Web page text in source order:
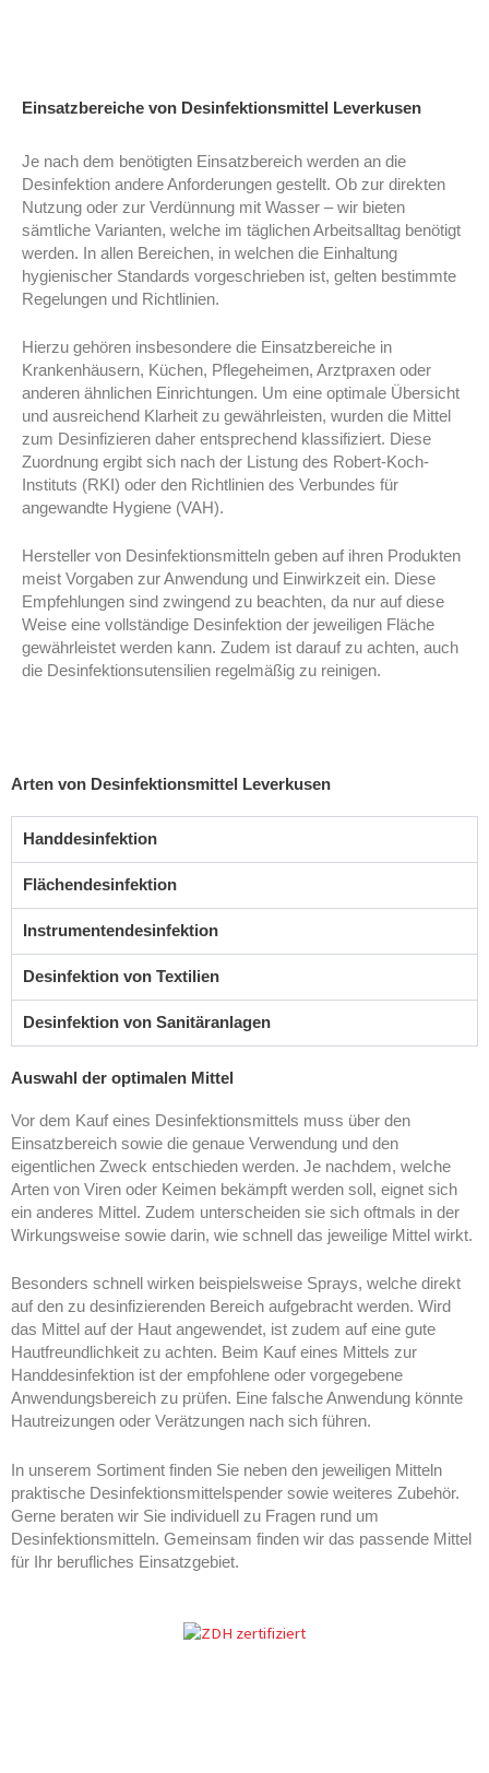
Einsatzbereiche von Desinfektionsmittel Leverkusen
Je nach dem benötigten Einsatzbereich werden an die
Desinfektion andere Anforderungen gestellt. Ob zur direkten
Nutzung oder zur Verdünnung mit Wasser – wir bieten
sämtliche Varianten, welche im täglichen Arbeitsalltag benötigt
werden. In allen Bereichen, in welchen die Einhaltung
hygienischer Standards vorgeschrieben ist, gelten bestimmte
Regelungen und Richtlinien.
Hierzu gehören insbesondere die Einsatzbereiche in
Krankenhäusern, Küchen, Pflegeheimen, Arztpraxen oder
anderen ähnlichen Einrichtungen. Um eine optimale Übersicht
und ausreichend Klarheit zu gewährleisten, wurden die Mittel
zum Desinfizieren daher entsprechend klassifiziert. Diese
Zuordnung ergibt sich nach der Listung des Robert-Koch-
Instituts (RKI) oder den Richtlinien des Verbundes für
angewandte Hygiene (VAH).
Hersteller von Desinfektionsmitteln geben auf ihren Produkten
meist Vorgaben zur Anwendung und Einwirkzeit ein. Diese
Empfehlungen sind zwingend zu beachten, da nur auf diese
Weise eine vollständige Desinfektion der jeweiligen Fläche
gewährleistet werden kann. Zudem ist darauf zu achten, auch
die Desinfektionsutensilien regelmäßig zu reinigen.
Arten von Desinfektionsmittel Leverkusen
Handdesinfektion
Flächendesinfektion
Instrumentendesinfektion
Desinfektion von Textilien
Desinfektion von Sanitäranlagen
Auswahl der optimalen Mittel
Vor dem Kauf eines Desinfektionsmittels muss über den
Einsatzbereich sowie die genaue Verwendung und den
eigentlichen Zweck entschieden werden. Je nachdem, welche
Arten von Viren oder Keimen bekämpft werden soll, eignet sich
ein anderes Mittel. Zudem unterscheiden sie sich oftmals in der
Wirkungsweise sowie darin, wie schnell das jeweilige Mittel wirkt.
Besonders schnell wirken beispielsweise Sprays, welche direkt
auf den zu desinfizierenden Bereich aufgebracht werden. Wird
das Mittel auf der Haut angewendet, ist zudem auf eine gute
Hautfreundlichkeit zu achten. Beim Kauf eines Mittels zur
Handdesinfektion ist der empfohlene oder vorgegebene
Anwendungsbereich zu prüfen. Eine falsche Anwendung könnte
Hautreizungen oder Verätzungen nach sich führen.
In unserem Sortiment finden Sie neben den jeweiligen Mitteln
praktische Desinfektionsmittelspender sowie weiteres Zubehör.
Gerne beraten wir Sie individuell zu Fragen rund um
Desinfektionsmitteln. Gemeinsam finden wir das passende Mittel
für Ihr berufliches Einsatzgebiet.